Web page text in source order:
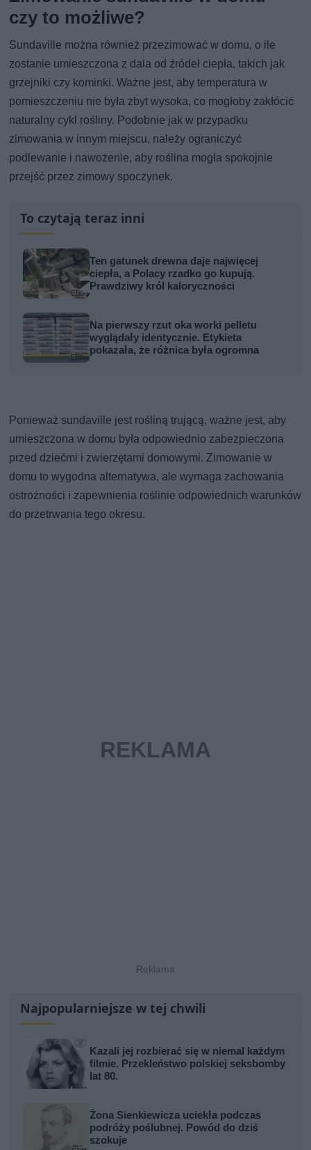
czy to możliwe?
Sundaville można również przezimować w domu, o ile
zostanie umieszczona z dala od źródeł ciepła, takich jak
grzejniki czy kominki. Ważne jest, aby temperatura w
pomieszczeniu nie była zbyt wysoka, co mogłoby zakłócić
naturalny cykl rośliny. Podobnie jak w przypadku
zimowania w innym miejscu, należy ograniczyć
podlewanie i nawożenie, aby roślina mogła spokojnie
przejść przez zimowy spoczynek.
To czytają teraz inni
Ten gatunek drewna daje najwięcej
ciepła, a Polacy rzadko go kupują.
Prawdziwy król kaloryczności
Na pierwszy rzut oka worki pelletu
wyglądały identycznie. Etykieta
pokazała, że różnica była ogromna
Ponieważ sundaville jest rośliną trującą, ważne jest, aby
umieszczona w domu była odpowiednio zabezpieczona
przed dziećmi i zwierzętami domowymi. Zimowanie w
domu to wygodna alternatywa, ale wymaga zachowania
ostrożności i zapewnienia roślinie odpowiednich warunków
do przetrwania tego okresu.
Najpopularniejsze w tej chwili
Kazali jej rozbierać się w niemal każdym
filmie. Przekleństwo polskiej seksbomby
lat 80.
Żona Sienkiewicza uciekła podczas
podróży poślubnej. Powód do dziś
szokuje